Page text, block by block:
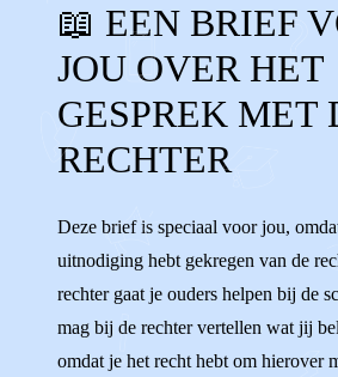
DETECTIEPOORTJES
OPROEPBRIEF
MENING WENSEN
VERANTWOORDELIJKHEID
RECHTBANK RECHTER
📖 EEN BRIEF
JOU OVER HET
GESPREK MET
RECHTER
Deze brief is speciaal voor jou,
uitnodiging hebt gekregen van de
rechter gaat je ouders helpen bij de
mag bij de rechter vertellen wat jij
omdat je het recht hebt om hierover